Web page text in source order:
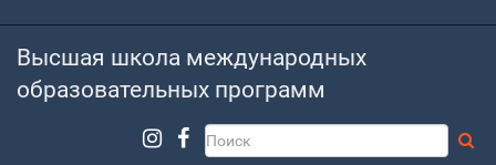
Высшая школа международных
образовательных программ